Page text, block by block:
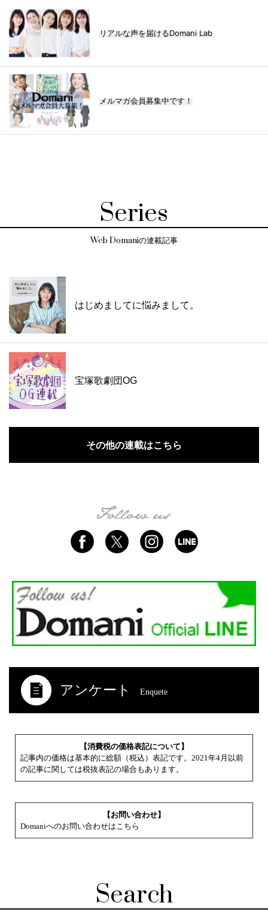
リアルな声を届けるDomani Lab
メルマガ会員募集中です！
Series
Web Domaniの連載記事
はじめましてに悩みまして。
宝塚歌劇団OG
その他の連載はこちら
アンケート Enquete
【消費税の価格表記について】
記事内の価格は基本的に総額（税込）表記です。2021年4月以前
の記事に関しては税抜表記の場合もあります。
【お問い合わせ】
Domaniへのお問い合わせはこちら
Search